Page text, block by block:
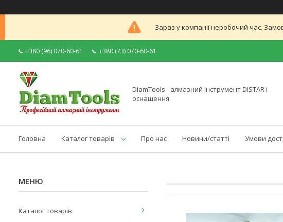
Зараз у компанії неробочий час.
+380 (96) 070-60-61 +380 (73) 070-60-61
DiamTools - алмазний інструмент DISTAR і
оснащення
Головна Каталог товарів Про нас Новини/статті Умови
Каталог товарів